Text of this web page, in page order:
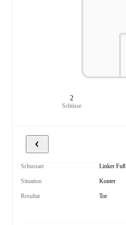
2
Schüsse
Schussart Linker Fuß
Situation Konter
Resultat Tor